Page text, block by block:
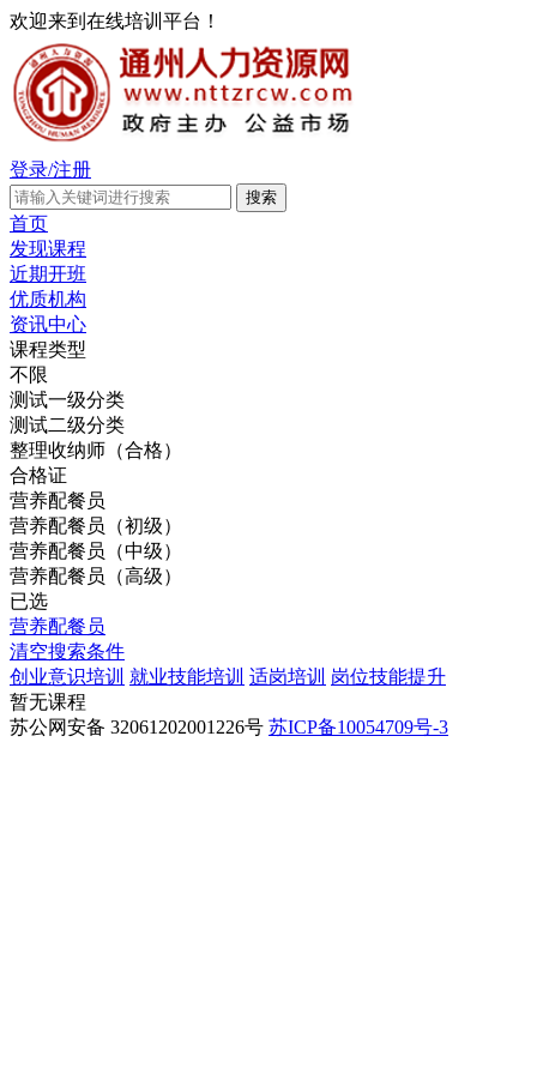
欢迎来到在线培训平台！
登录/注册
首页
发现课程
近期开班
优质机构
资讯中心
课程类型
不限
测试一级分类
测试二级分类
整理收纳师（合格）
合格证
营养配餐员
营养配餐员（初级）
营养配餐员（中级）
营养配餐员（高级）
已选
营养配餐员
清空搜索条件
创业意识培训 就业技能培训 适岗培训 岗位技能提升
暂无课程
苏公网安备 32061202001226号 苏ICP备10054709号-3